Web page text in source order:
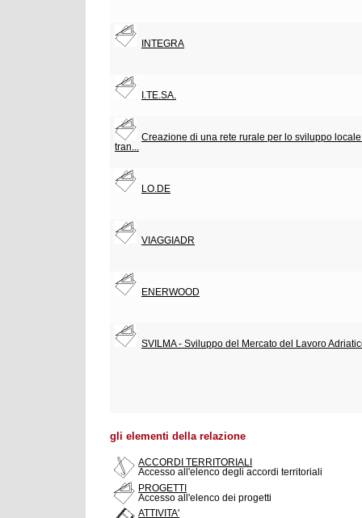
INTEGRA
I.TE.SA.
Creazione di una rete rurale per lo sviluppo
tran...
LO.DE
VIAGGIADR
ENERWOOD
SVILMA - Sviluppo del Mercato del Lavoro
gli elementi della relazione
ACCORDI TERRITORIALI
Accesso all'elenco degli accordi territoriali
PROGETTI
Accesso all'elenco dei progetti
ATTIVITA'